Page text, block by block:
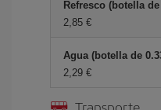
Refresco (botella
2,85 €
Agua (botella de
2,29 €